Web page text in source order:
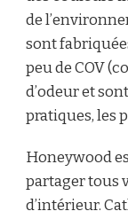
de
sont
peu de COV
d’odeur et
pratiques, les
Honeywood
partager tous
d’intérieur.